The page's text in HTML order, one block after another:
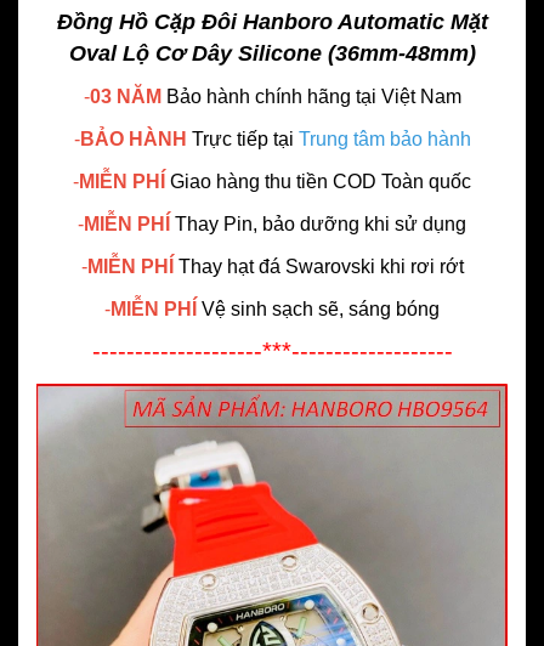
Đồng Hồ Cặp Đôi Hanboro Automatic Mặt
Oval Lộ Cơ Dây Silicone (36mm-48mm)
-03 NĂM Bảo hành chính hãng tại Việt Nam
-BẢO HÀNH Trực tiếp tại Trung tâm bảo hành
-MIỄN PHÍ Giao hàng thu tiền COD Toàn quốc
-MIỄN PHÍ Thay Pin, bảo dưỡng khi sử dụng
-MIỄN PHÍ Thay hạt đá Swarovski khi rơi rớt
-MIỄN PHÍ Vệ sinh sạch sẽ, sáng bóng
--------------------***-------------------